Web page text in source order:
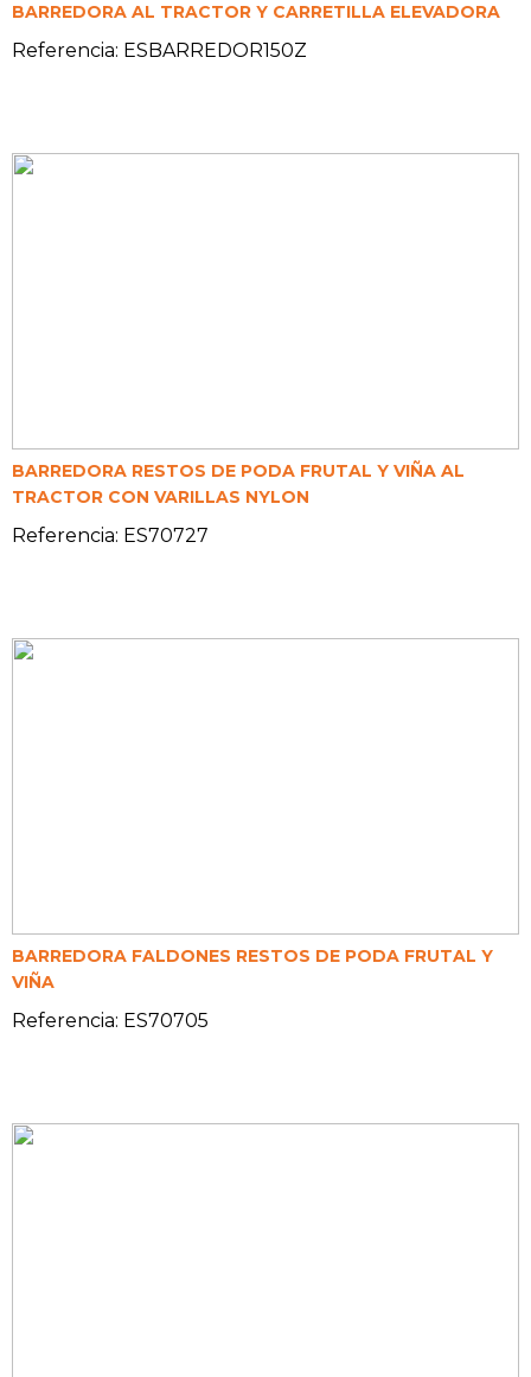
BARREDORA AL TRACTOR Y CARRETILLA ELEVADORA
Referencia: ESBARREDOR150Z
BARREDORA RESTOS DE PODA FRUTAL Y VIÑA AL
TRACTOR CON VARILLAS NYLON
Referencia: ES70727
BARREDORA FALDONES RESTOS DE PODA FRUTAL Y
VIÑA
Referencia: ES70705